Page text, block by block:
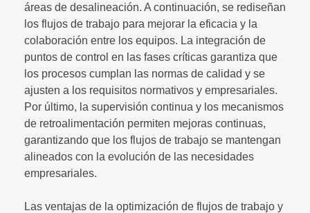
áreas de desalineación. A continuación, se rediseñan
los flujos de trabajo para mejorar la eficacia y la
colaboración entre los equipos. La integración de
puntos de control en las fases críticas garantiza que
los procesos cumplan las normas de calidad y se
ajusten a los requisitos normativos y empresariales.
Por último, la supervisión continua y los mecanismos
de retroalimentación permiten mejoras continuas,
garantizando que los flujos de trabajo se mantengan
alineados con la evolución de las necesidades
empresariales.
Las ventajas de la optimización de flujos de trabajo y